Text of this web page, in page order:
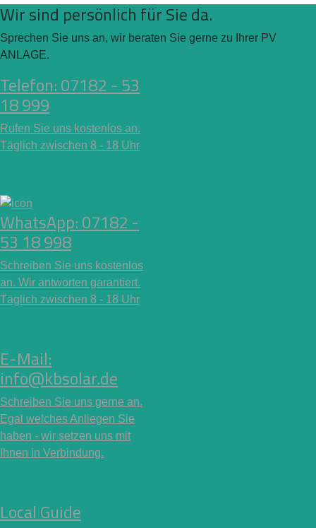
Wir sind persönlich für Sie da.
Sprechen Sie uns an, wir beraten Sie gerne zu Ihrer PV
ANLAGE.
Telefon: 07182 - 53
18 999
Rufen Sie uns kostenlos an.
Täglich zwischen 8 - 18 Uhr
WhatsApp: 07182 -
53 18 998
Schreiben Sie uns kostenlos
an. Wir antworten garantiert.
Täglich zwischen 8 - 18 Uhr
E-Mail:
info@kbsolar.de
Schreiben Sie uns gerne an.
Egal welches Anliegen Sie
haben - wir setzen uns mit
Ihnen in Verbindung.
Local Guide